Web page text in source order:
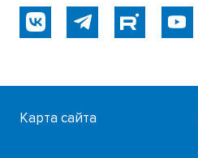
Карта сайта